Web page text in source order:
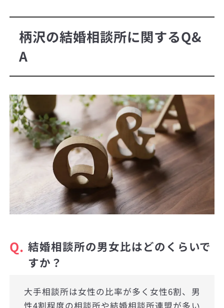
柄沢の結婚相談所に関するQ&
A
Q. 結婚相談所の男女比はどのくらいで
すか？
大手相談所は女性の比率が多く女性6割、男